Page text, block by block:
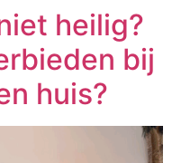
heilig?
bij
huis?